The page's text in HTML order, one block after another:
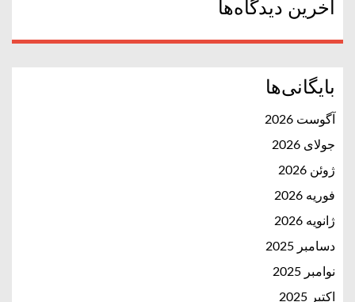
آخرین دیدگاه‌ها
بایگانی‌ها
آگوست 2026
جولای 2026
ژوئن 2026
فوریه 2026
ژانویه 2026
دسامبر 2025
نوامبر 2025
اکتبر 2025